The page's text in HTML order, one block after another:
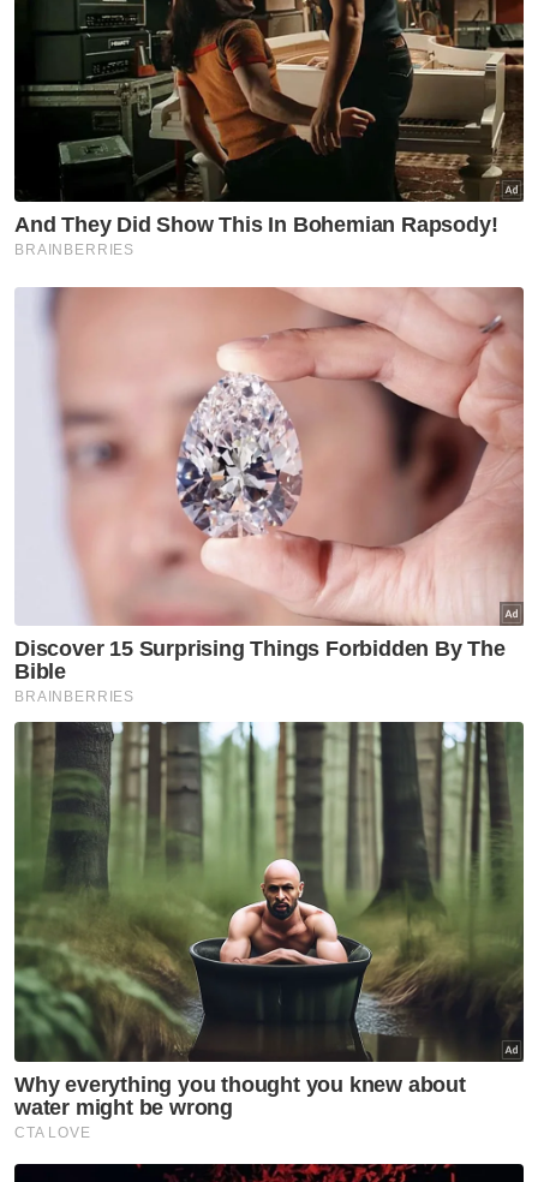
Lemas
Taman Sri Muda
Polis kesan lelaki dipercayai
pukul, ugut pengguna jalan
raya
Semasa
AKPS sita kontena disyaki
hantar barang eksport ke Israel
2 remaja perempuan 15 tahun
hilang ketika berkelah:
Seorang ditemukan lemas
Semasa
Penunggang motosikal maut
terbabas ke dalam sungai